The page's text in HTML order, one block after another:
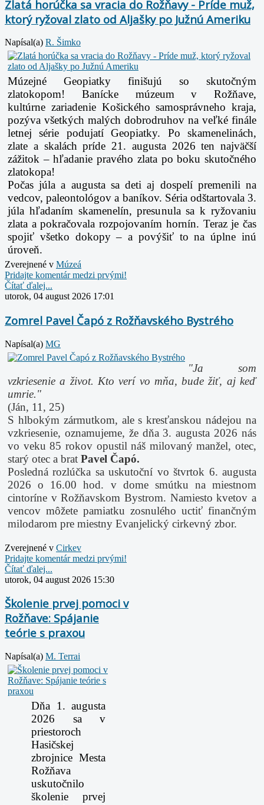
Zlatá horúčka sa vracia do Rožňavy - Príde muž,
ktorý ryžoval zlato od Aljašky po Južnú Ameriku
Napísal(a) R. Šimko
Múzejné Geopiatky finišujú so skutočným
zlatokopom! Banícke múzeum v Rožňave,
kultúrne zariadenie Košického samosprávneho kraja,
pozýva všetkých malých dobrodruhov na veľké finále
letnej série podujatí Geopiatky. Po skamenelinách,
zlate a skalách príde 21. augusta 2026 ten najväčší
zážitok – hľadanie pravého zlata po boku skutočného
zlatokopa!
Počas júla a augusta sa deti aj dospelí premenili na
vedcov, paleontológov a baníkov. Séria odštartovala 3.
júla hľadaním skamenelín, presunula sa k ryžovaniu
zlata a pokračovalarozpojovaním hornín. Teraz je čas
spojiť všetko dokopy – a povýšiť to na úplne inú
úroveň.
Zverejnené v Múzeá
Pridajte komentár medzi prvými!
Čítať ďalej...
utorok, 04 august 2026 17:01
Zomrel Pavel Čapó z Rožňavského Bystrého
Napísal(a) MG
"Ja som
vzkriesenie a život. Kto verí vo mňa, bude žiť, aj keď
umrie."
(Ján, 11, 25)
S hlbokým zármutkom, ale s kresťanskou nádejou na
vzkriesenie, oznamujeme, že dňa 3. augusta 2026 nás
vo veku 85 rokov opustil náš milovaný manžel, otec,
starý otec a brat Pavel Čapó.
Posledná rozlúčka sa uskutoční vo štvrtok 6. augusta
2026 o 16.00 hod. v dome smútku na miestnom
cintoríne v Rožňavskom Bystrom. Namiesto kvetov a
vencov môžete pamiatku zosnulého uctiť finančným
milodarom pre miestny Evanjelický cirkevný zbor.
Zverejnené v Cirkev
Pridajte komentár medzi prvými!
Čítať ďalej...
utorok, 04 august 2026 15:30
Školenie prvej pomoci v
Rožňave: Spájanie
teórie s praxou
Napísal(a) M. Terrai
Dňa 1. augusta
2026 sa v
priestoroch
Hasičskej
zbrojnice Mesta
Rožňava
uskutočnilo
školenie prvej